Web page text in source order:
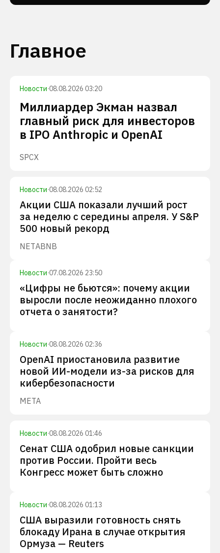
Главное
Новости·08.08.2026 03:20
Миллиардер Экман назвал
главный риск для инвесторов
в IPO Anthropic и OpenAI
SPCX
Новости·08.08.2026 02:52
Акции США показали лучший рост
за неделю с середины апреля. У S&P
500 новый рекорд
NETABNB
Новости·07.08.2026 23:50
«Цифры не бьются»: почему акции
выросли после неожиданно плохого
отчета о занятости?
Новости·08.08.2026 02:36
OpenAI приостановила развитие
новой ИИ-модели из-за рисков для
кибербезопасности
META
Новости·08.08.2026 01:46
Сенат США одобрил новые санкции
против России. Пройти весь
Конгресс может быть сложно
Новости·08.08.2026 01:13
США выразили готовность снять
блокаду Ирана в случае открытия
Ормуза — Reuters